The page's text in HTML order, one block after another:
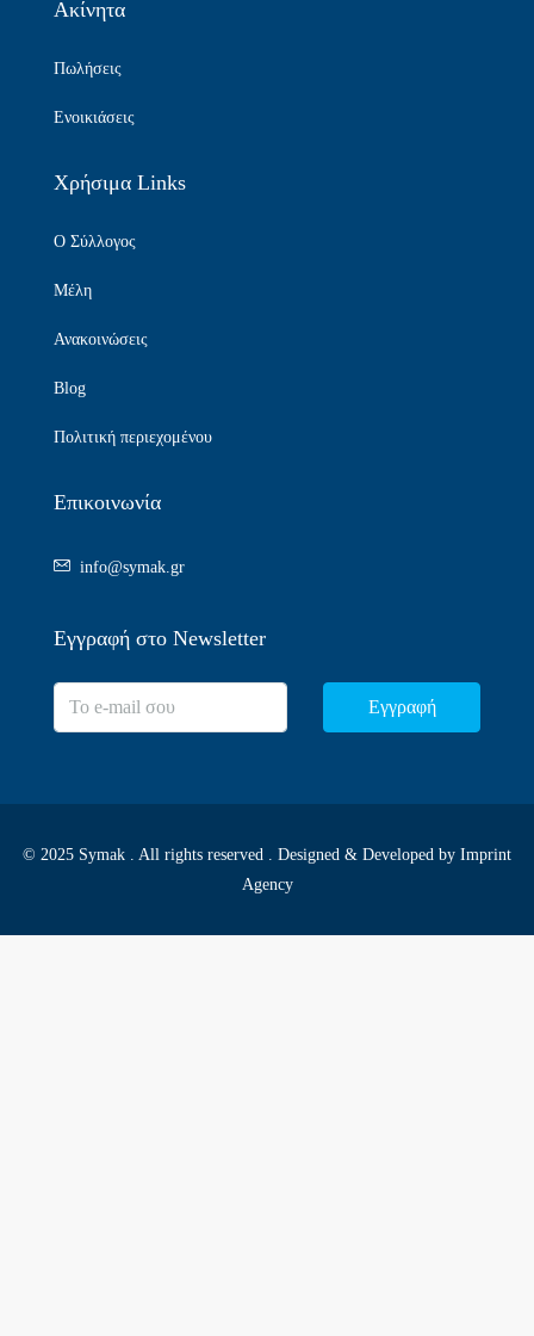
Ακίνητα
Πωλήσεις
Ενοικιάσεις
Χρήσιμα Links
Ο Σύλλογος
Μέλη
Ανακοινώσεις
Blog
Πολιτική περιεχομένου
Επικοινωνία
info@symak.gr
Εγγραφή στο Newsletter
Εγγραφή
© 2025 Symak . All rights reserved . Designed & Developed by Imprint
Agency